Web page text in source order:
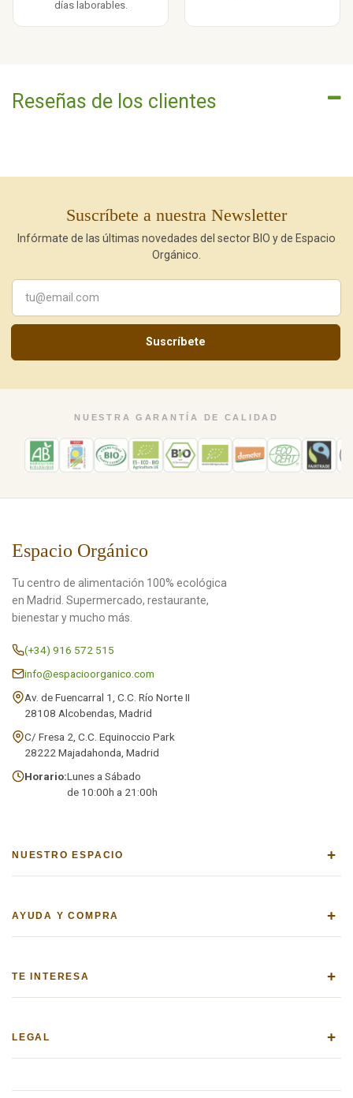
días laborables.
Reseñas de los clientes
Suscríbete a nuestra Newsletter
Infórmate de las últimas novedades del sector BIO y de Espacio
Orgánico.
Suscríbete
NUESTRA GARANTÍA DE CALIDAD
Espacio Orgánico
Tu centro de alimentación 100% ecológica
en Madrid. Supermercado, restaurante,
bienestar y mucho más.
(+34) 916 572 515
info@espacioorganico.com
Av. de Fuencarral 1, C.C. Río Norte II
28108 Alcobendas, Madrid
C/ Fresa 2, C.C. Equinoccio Park
28222 Majadahonda, Madrid
Horario:Lunes a Sábado
de 10:00h a 21:00h
NUESTRO ESPACIO +
AYUDA Y COMPRA +
TE INTERESA +
LEGAL +